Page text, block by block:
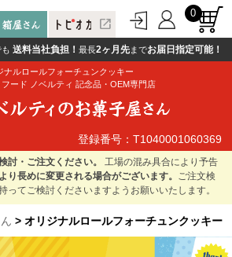
ナルロールフォーチュンクッキー
ード ノベルティ 記念品・OEM専門店
open_in_new
送料当社負担！ 最長2ヶ月先までお届日指定可能！
0
登録番号：T1040001060369
討・ご注文ください。
工場の混み具合により予告
り長めに変更される場合がございます。
ご注文検
ってご検討くださいますようお願いいたします。
登録番号：T1040001060369
> オリジナルロールフォーチュンクッキー